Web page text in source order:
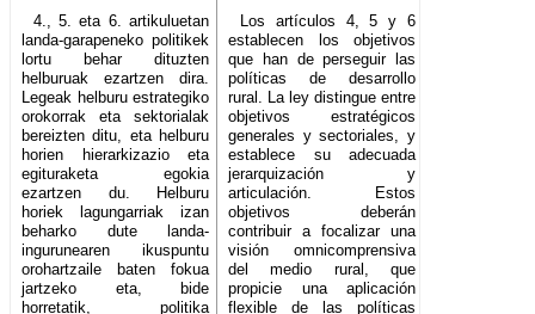
4., 5. eta 6. artikuluetan
landa-garapeneko politikek
lortu behar dituzten
helburuak ezartzen dira.
Legeak helburu estrategiko
orokorrak eta sektorialak
bereizten ditu, eta helburu
horien hierarkizazio eta
egituraketa egokia
ezartzen du. Helburu
horiek lagungarriak izan
beharko dute landa-
ingurunearen ikuspuntu
orohartzaile baten fokua
jartzeko eta, bide
horretatik, politika
Los artículos 4, 5 y 6
establecen los objetivos
que han de perseguir las
políticas de desarrollo
rural. La ley distingue entre
objetivos estratégicos
generales y sectoriales, y
establece su adecuada
jerarquización y
articulación. Estos
objetivos deberán
contribuir a focalizar una
visión omnicomprensiva
del medio rural, que
propicie una aplicación
flexible de las políticas